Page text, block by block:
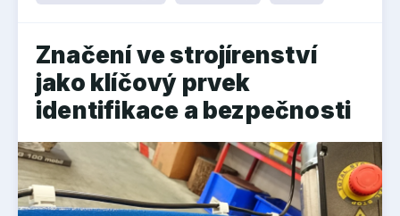
Značení ve strojírenství
jako klíčový prvek
identifikace a bezpečnosti